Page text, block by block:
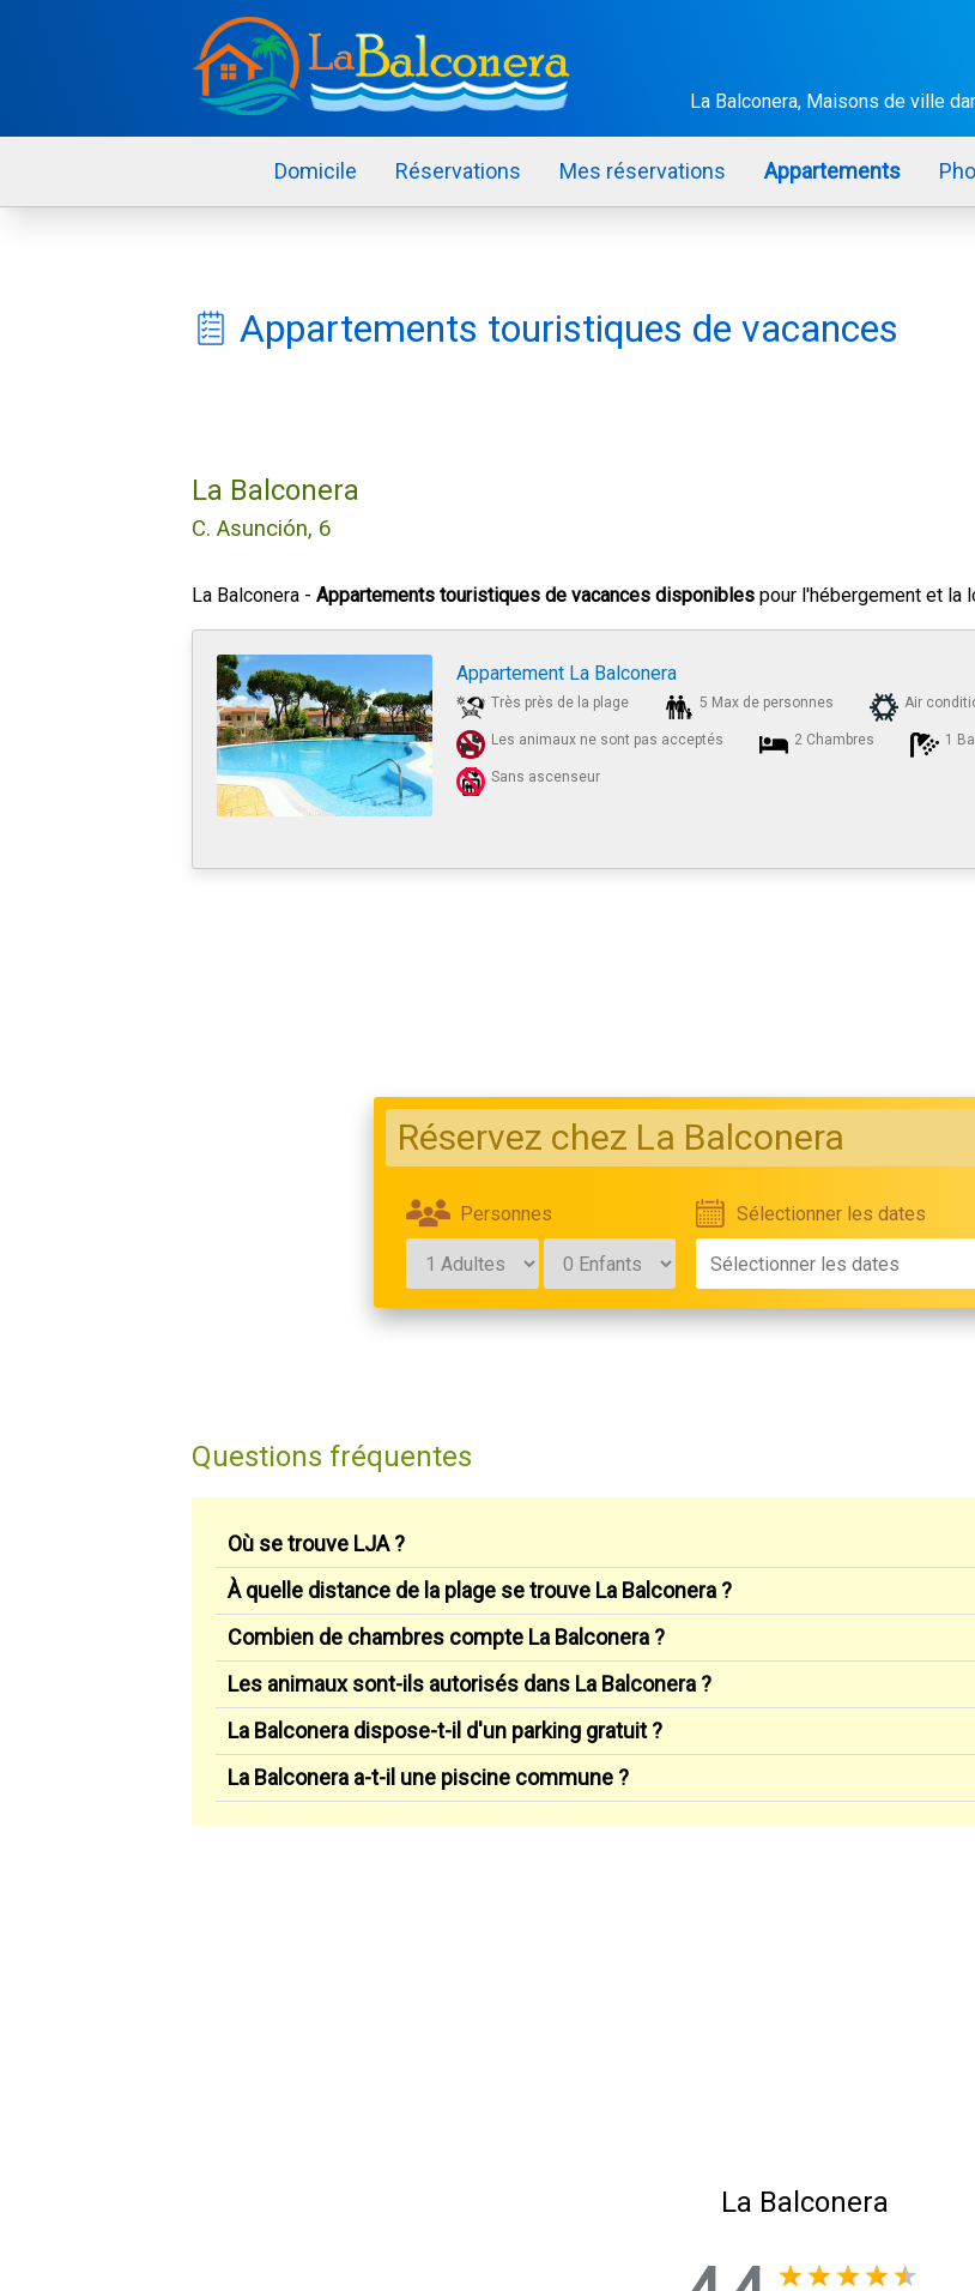
La Balconera, Maisons de ville
Domicile Réservations Mes réservations Appartements
Appartements touristiques de vacances
La Balconera
C. Asunción, 6
La Balconera - Appartements touristiques de vacances disponibles pour l'hébergement et la
Appartement La Balconera
Très près de la plage 5 Max de personnes Air
Les animaux ne sont pas acceptés 2 Chambres 1
Sans ascenseur
Réservez chez La Balconera
Personnes Sélectionner les dates
Questions fréquentes
Où se trouve LJA ?
À quelle distance de la plage se trouve La Balconera ?
Combien de chambres compte La Balconera ?
Les animaux sont-ils autorisés dans La Balconera ?
La Balconera dispose-t-il d'un parking gratuit ?
La Balconera a-t-il une piscine commune ?
La Balconera